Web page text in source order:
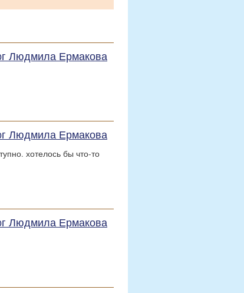
Людмила Ермакова
Людмила Ермакова
хотелось бы что-то
Людмила Ермакова